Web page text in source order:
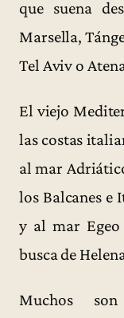
que suena
Marsella,
Tel Aviv o
El viejo
las costas
al mar
los Balcanes e
y al mar Egeo
busca de
Muchos